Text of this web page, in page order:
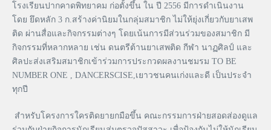
โรงเรียนปากคาดพิทยาคม ก่อตั้งขึ้น ใน ปี 2556 มีการดำเนินงาน
โดย ยึดหลัก 3 ก.สร้างค่านิยมในกลุ่มสมาชิก ไม่ให้ยุ่งเกี่ยวกับยาเสพ
ติด ผ่านสื่อและกิจกรรมต่างๆ โดยเน้นการมีส่วนร่วมของสมาชิก มี
กิจกรรมที่หลากหลาย เช่น ดนตรีต้านยาเสพติด กีฬา นาฏศิลป์ และ
ศิลปะส่งเสริมสมาชิกเข้าร่วมการประกวดผลงานชมรม TO BE
NUMBER ONE , DANCERSCISE,เยาวชนคนเก่งและดี เป็นประจำ
ทุกปี
สำหรับโครงการใครติดยายกมือขึ้น คณะกรรมการฝ่ายสอดส่องดูแล